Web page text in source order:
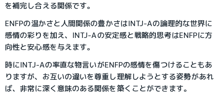
を補完し合える関係です。
ENFPの温かさと人間関係の豊かさはINTJ-Aの論理的な世界に
感情の彩りを加え、INTJ-Aの安定感と戦略的思考はENFPに方
向性と安心感を与えます。
時にINTJ-Aの率直な物言いがENFPの感情を傷つけることもあ
りますが、お互いの違いを尊重し理解しようとする姿勢があれ
ば、非常に深く意味のある関係を築くことができます。